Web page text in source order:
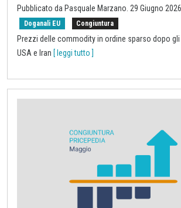
Pubblicato da Pasquale Marzano 29 Giugno 2026
Doganali EU Congiuntura
Prezzi delle commodity in ordine sparso dopo
USA e Iran [ leggi tutto ]